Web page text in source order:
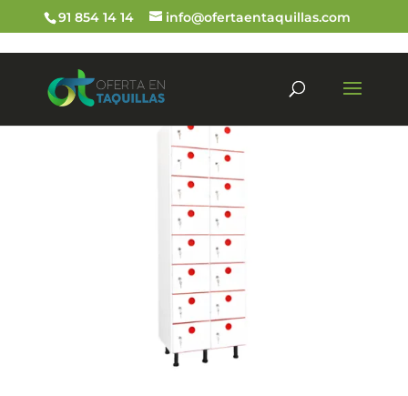
91 854 14 14 info@ofertaentaquillas.com